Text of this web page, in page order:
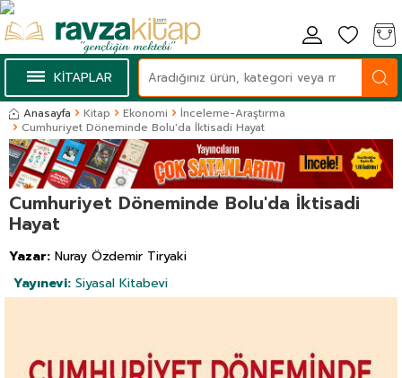
KİTAPLAR
Anasayfa Kitap Ekonomi
İnceleme-Araştırma
Cumhuriyet Döneminde Bolu'da İktisadi Hayat
Cumhuriyet Döneminde Bolu'da İktisadi
Hayat
Yazar: Nuray Özdemir Tiryaki
Yayınevi: Siyasal Kitabevi